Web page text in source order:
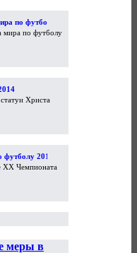
по футболу
мира по футболу
Христа
2014
XX Чемпионата
меры в